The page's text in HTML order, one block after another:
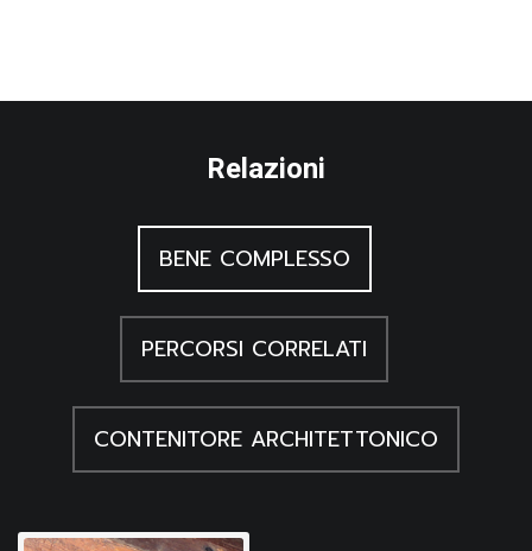
Relazioni
BENE COMPLESSO
PERCORSI CORRELATI
CONTENITORE ARCHITETTONICO